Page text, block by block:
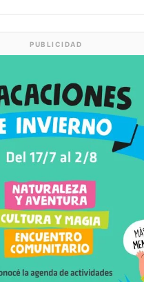
PUBLICIDAD